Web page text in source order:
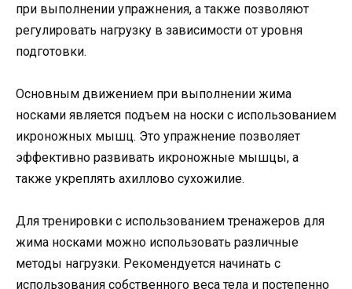
при выполнении упражнения, а также позволяют
регулировать нагрузку в зависимости от уровня
подготовки.
Основным движением при выполнении жима
носками является подъем на носки с использованием
икроножных мышц. Это упражнение позволяет
эффективно развивать икроножные мышцы, а
также укреплять ахиллово сухожилие.
Для тренировки с использованием тренажеров для
жима носками можно использовать различные
методы нагрузки. Рекомендуется начинать с
использования собственного веса тела и постепенно